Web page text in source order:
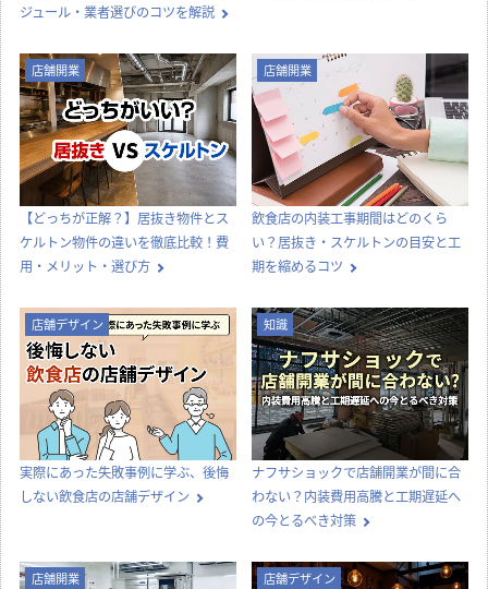
ジュール・業者選びのコツを解説
店舗開業
【どっちが正解？】居抜き物件とス
ケルトン物件の違いを徹底比較！費
用・メリット・選び方
店舗開業
飲食店の内装工事期間はどのくら
い？居抜き・スケルトンの目安と工
期を縮めるコツ
店舗デザイン
実際にあった失敗事例に学ぶ、後悔
しない飲食店の店舗デザイン
知識
ナフサショックで店舗開業が間に合
わない？内装費用高騰と工期遅延へ
の今とるべき対策
店舗開業 店舗デザイン